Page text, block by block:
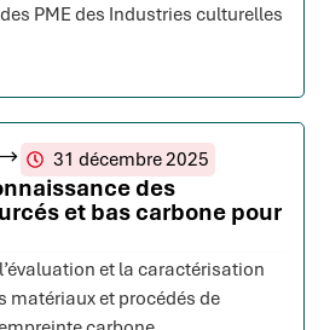
PME des Industries culturelles
31 décembre 2025
des
et bas carbone pour
et la caractérisation
matériaux et procédés de